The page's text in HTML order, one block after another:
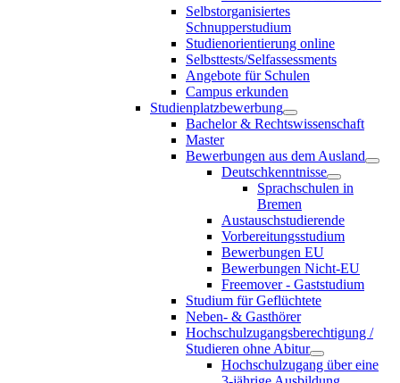
Selbstorganisiertes
Schnupperstudium
Studienorientierung online
Selbsttests/Selfassessments
Angebote für Schulen
Campus erkunden
Studienplatzbewerbung
Bachelor & Rechtswissenschaft
Master
Bewerbungen aus dem Ausland
Deutschkenntnisse
Sprachschulen in
Bremen
Austauschstudierende
Vorbereitungsstudium
Bewerbungen EU
Bewerbungen Nicht-EU
Freemover - Gaststudium
Studium für Geflüchtete
Neben- & Gasthörer
Hochschulzugangsberechtigung /
Studieren ohne Abitur
Hochschulzugang über eine